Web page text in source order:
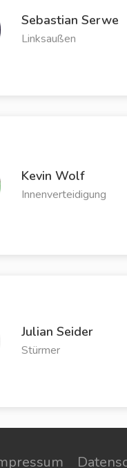
Sebastian Serwe
Linksaußen
Kevin Wolf
Innenverteidigung
Julian Seider
Stürmer